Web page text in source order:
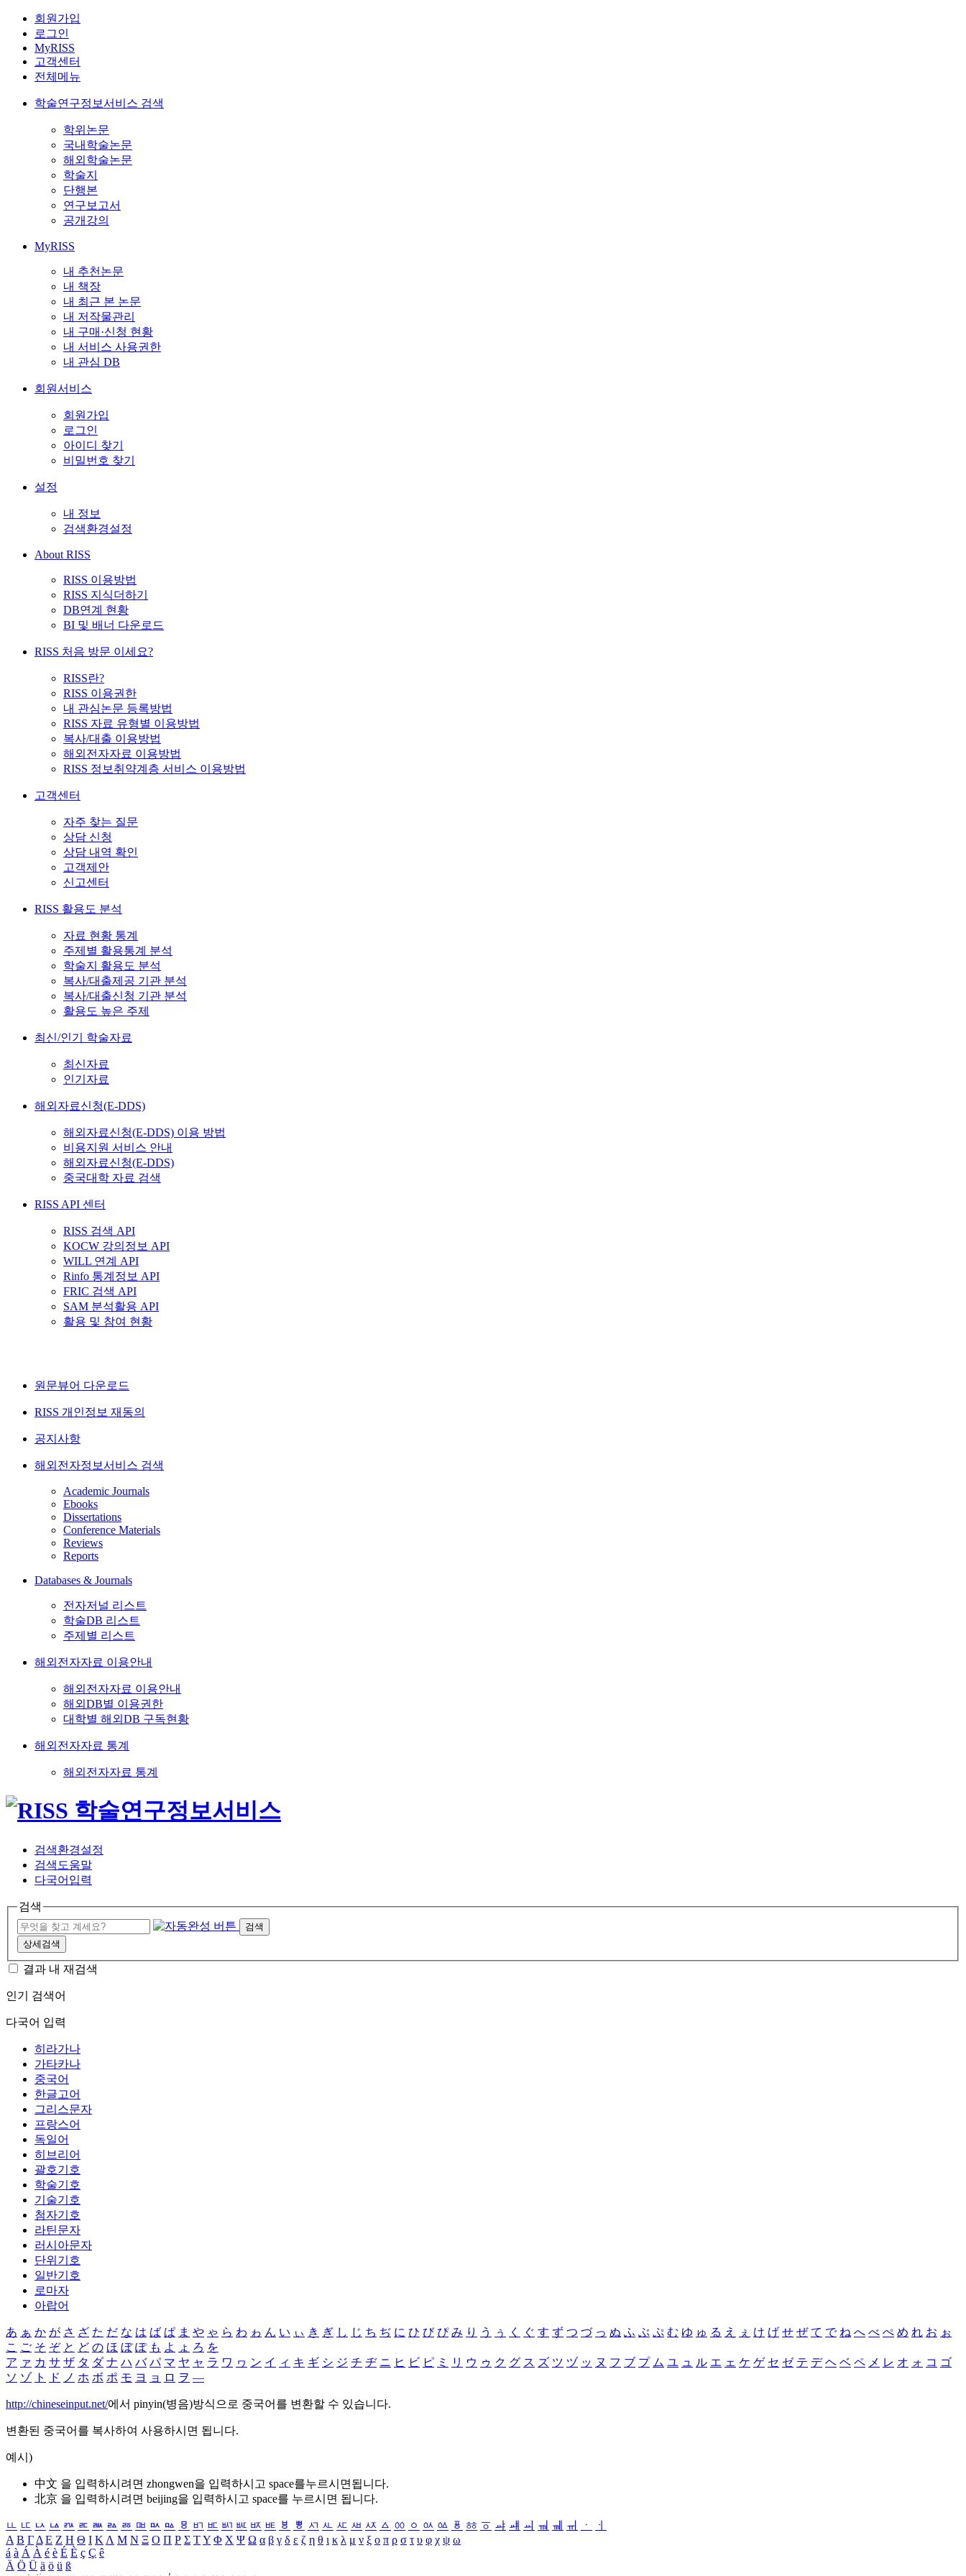
회원가입
로그인
MyRISS
고객센터
전체메뉴
학술연구정보서비스 검색
학위논문
국내학술논문
해외학술논문
학술지
단행본
연구보고서
공개강의
MyRISS
내 추천논문
내 책장
내 최근 본 논문
내 저작물관리
내 구매·신청 현황
내 서비스 사용권한
내 관심 DB
회원서비스
회원가입
로그인
아이디 찾기
비밀번호 찾기
설정
내 정보
검색환경설정
About RISS
RISS 이용방법
RISS 지식더하기
DB연계 현황
BI 및 배너 다운로드
RISS 처음 방문 이세요?
RISS란?
RISS 이용권한
내 관심논문 등록방법
RISS 자료 유형별 이용방법
복사/대출 이용방법
해외전자자료 이용방법
RISS 정보취약계층 서비스 이용방법
고객센터
자주 찾는 질문
상담 신청
상담 내역 확인
고객제안
신고센터
RISS 활용도 분석
자료 현황 통계
주제별 활용통계 분석
학술지 활용도 분석
복사/대출제공 기관 분석
복사/대출신청 기관 분석
활용도 높은 주제
최신/인기 학술자료
최신자료
인기자료
해외자료신청(E-DDS)
해외자료신청(E-DDS) 이용 방법
비용지원 서비스 안내
해외자료신청(E-DDS)
중국대학 자료 검색
RISS API 센터
RISS 검색 API
KOCW 강의정보 API
WILL 연계 API
Rinfo 통계정보 API
FRIC 검색 API
SAM 분석활용 API
활용 및 참여 현황
원문뷰어 다운로드
RISS 개인정보 재동의
공지사항
해외전자정보서비스 검색
Academic Journals
Ebooks
Dissertations
Conference Materials
Reviews
Reports
Databases & Journals
전자저널 리스트
학술DB 리스트
주제별 리스트
해외전자자료 이용안내
해외전자자료 이용안내
해외DB별 이용권한
대학별 해외DB 구독현황
해외전자자료 통계
해외전자자료 통계
검색환경설정
검색도움말
다국어입력
검색
검색
상세검색
결과 내 재검색
인기 검색어
다국어 입력
히라가나
가타카나
중국어
한글고어
그리스문자
프랑스어
독일어
히브리어
괄호기호
학술기호
기술기호
첨자기호
라틴문자
러시아문자
단위기호
일반기호
로마자
아랍어
あ ぁ か が さ ざ た だ な は ば ぱ ま や ゃ ら わ ゎ ん い ぃ き ぎ し じ ち ぢ に ひ び ぴ み り う ぅ く ぐ す ず つ づ っ ぬ ふ ぶ ぷ む ゆ ゅ る え ぇ け げ せ ぜ て で ね へ べ ぺ め れ お ぉ
こ ご そ ぞ と ど の ほ ぼ ぽ も よ ょ ろ を
ア ァ カ サ ザ タ ダ ナ ハ バ パ マ ヤ ャ ラ ワ ヮ ン イ ィ キ ギ シ ジ チ ヂ ニ ヒ ビ ピ ミ リ ウ ゥ ク グ ス ズ ツ ヅ ッ ヌ フ ブ プ ム ユ ュ ル エ ェ ケ ゲ セ ゼ テ デ ヘ ベ ペ メ レ オ ォ コ ゴ
ソ ゾ ト ド ノ ホ ボ ポ モ ヨ ョ ロ ヲ ―
http://chineseinput.net/에서 pinyin(병음)방식으로 중국어를 변환할 수 있습니다.
변환된 중국어를 복사하여 사용하시면 됩니다.
예시)
中文 을 입력하시려면 zhongwen을 입력하시고 space를누르시면됩니다.
北京 을 입력하시려면 beijing을 입력하시고 space를 누르시면 됩니다.
ㅥ ㅦ ㅧ ㅨ ㅩ ㅪ ㅫ ㅬ ㅭ ㅮ ㅯ ㅰ ㅱ ㅲ ㅳ ㅴ ㅵ ㅶ ㅷ ㅸ ㅹ ㅺ ㅻ ㅼ ㅽ ㅾ ㅿ ㆀ ㆁ ㆂ ㆃ ㆄ ㆅ ㆆ ㆇ ㆈ ㆉ ㆊ ㆋ ㆌ ㆍ
ㆎ
Α Β ΓΔ Ε Ζ Η Θ Ι ΚΛ Μ Ν Ξ Ο Π Ρ Σ ΤΥ Φ Χ Ψ Ω α β γ δ ε ζ η θ ι κ λ μ ν ξ ο π ρ σ τ υ φ χ ψ ω
á à Á À é è É È ç Ç ê
Ä Ö Ü ä ö ü ß